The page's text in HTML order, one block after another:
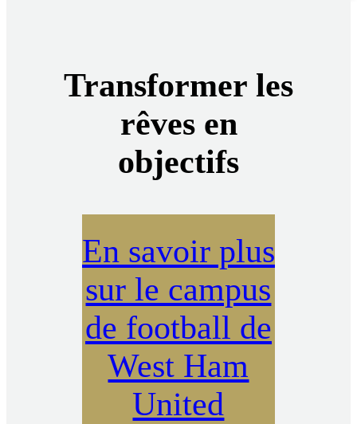
Transformer les
rêves en
objectifs
En savoir plus
sur le campus
de football de
West Ham
United